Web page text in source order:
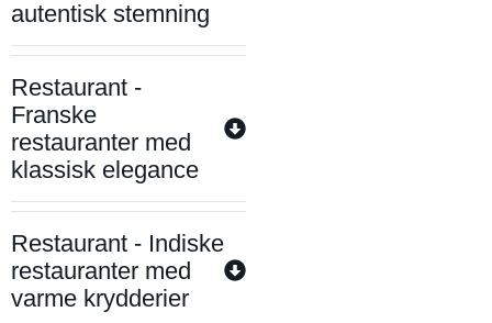
autentisk stemning
Restaurant -
Franske
restauranter med
klassisk elegance
Restaurant - Indiske
restauranter med
varme krydderier